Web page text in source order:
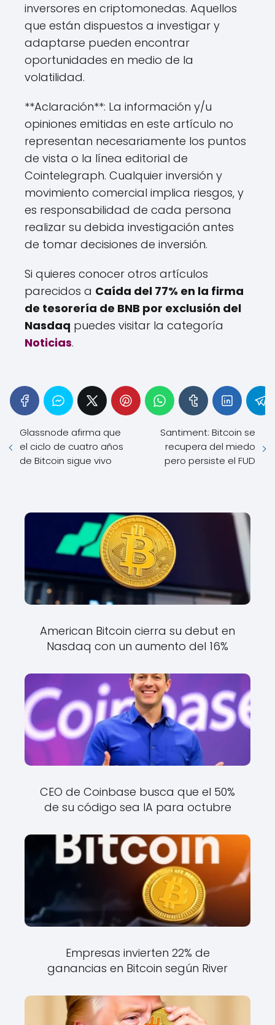
inversores en criptomonedas. Aquellos
que están dispuestos a investigar y
adaptarse pueden encontrar
oportunidades en medio de la
volatilidad.
**Aclaración**: La información y/u
opiniones emitidas en este artículo no
representan necesariamente los puntos
de vista o la línea editorial de
Cointelegraph. Cualquier inversión y
movimiento comercial implica riesgos, y
es responsabilidad de cada persona
realizar su debida investigación antes
de tomar decisiones de inversión.
Si quieres conocer otros artículos
parecidos a Caída del 77% en la firma
de tesorería de BNB por exclusión del
Nasdaq puedes visitar la categoría
Noticias.
Glassnode afirma que
el ciclo de cuatro años
de Bitcoin sigue vivo
Santiment: Bitcoin se
recupera del miedo
pero persiste el FUD
American Bitcoin cierra su debut en
Nasdaq con un aumento del 16%
CEO de Coinbase busca que el 50%
de su código sea IA para octubre
Empresas invierten 22% de
ganancias en Bitcoin según River